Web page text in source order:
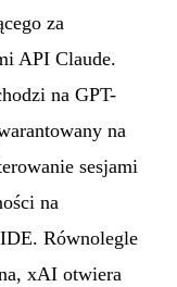
za
API Claude.
na GPT-
na
sesjami
na
Równolegle
xAI otwiera